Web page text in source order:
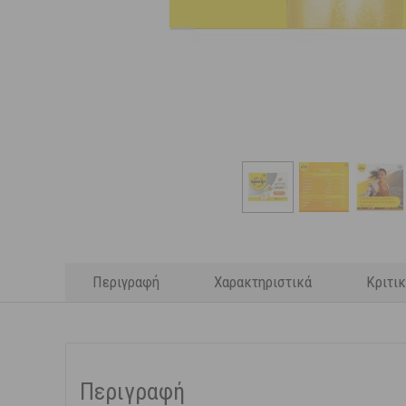
Περιγραφή Χαρακτηριστικά
Περιγραφή